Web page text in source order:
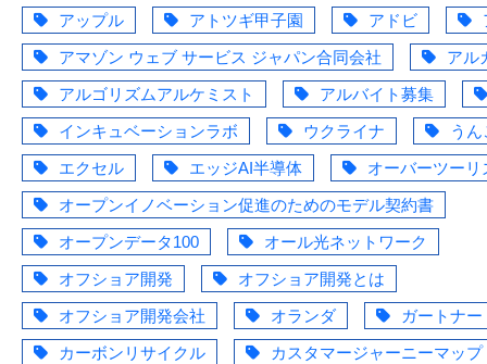
アップル
アトツギ甲子園 アドビ
アマゾン ウェブ サービス ジャパン合同会社
アル
アルゴリズムアルケミスト
アルバイト募集
インキュベーションラボ
ウクライナ
う
エクセル
エッジAI半導体
オーバーツーリ
オープンイノベーション促進のためのモデル契約書
オープンデータ100
オール光ネットワーク
オフショア開発
オフショア開発とは
オフショア開発会社
オランダ
ガートナー
カーボンリサイクル
カスタマージャーニーマップ